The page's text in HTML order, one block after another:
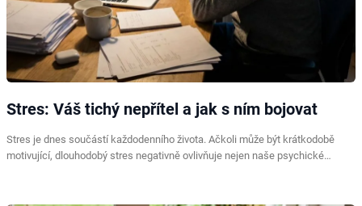
Stres: Váš tichý nepřítel a jak s ním bojovat
Stres je dnes součástí každodenního života. Ačkoli může být krátkodobě
motivující, dlouhodobý stres negativně ovlivňuje nejen naše psychické…